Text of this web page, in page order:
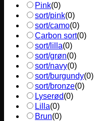
Pink(0)
sort/pink(0)
sort/camo(0)
Carbon sort(0)
sort/lilla(0)
sort/grøn(0)
sort/navy(0)
sort/burgundy(0)
sort/bronze(0)
Lyserød(0)
Lilla(0)
Brun(0)